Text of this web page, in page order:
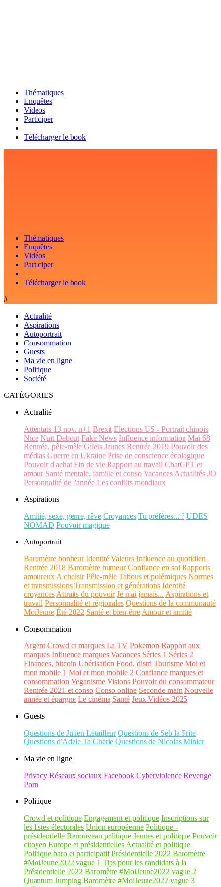
Thématiques
Enquêtes
Vidéos
Participer
Télécharger le book
Thématiques
Enquêtes
Vidéos
Participer
Télécharger le book
#
Actualité
Aspirations
Autoportrait
Consommation
Guests
Ma vie en ligne
Politique
Société
CATÉGORIES
Actualité
Attentats 13 nov. n+1 Brexit Elections US - Portrait chinois
Nice Nuit Debout Fake News Influence information Mai 68
Rentrée, pêle-mêle Gilets Jaunes Rentrée 2019 Pouvoir des
médias Guerre en Ukraine Prise de conscience écologique
Pouvoir d'achat Fin de vie Rapport au travail ChatGPT et
amour Santé mentale, famille et conso Vacances Actualités JO
Personnalité de l'année Les conflits mondiaux
Aspirations
Amitié, sexe, genre, rêve Croyances Tu préfères... ? UDES
NOMAD Pouvoir magique
Autoportrait
Baromètre bonheur Identité Valeurs Influence au quotidien
Rentrée 2018 Baromètre humeur Confiance en soi Rapports
amoureux A choisir Pêle-mêle Tabous et polémiques Normes
et transmissions Transmission et générations Identité
croyances Attraits du pouvoir Je n'ai jamais... Aspirations et
travail Personnalité et régionales Questions de la communauté
MoiJeune Été 2022 Santé et bien-être Amour et amitié
Consommation
Argent Crowd et marques La TV Pokemon Rapport aux
marques Influence marques Vacances Séries 1 Séries 2
Finances, bitcoin Ubérisation Food, distri Tourisme Moi et
mon mobile 1 Moi et mon mobile 2 Confiance marques et
consommation Veganisme Visions Pouvoir du consommateur
Rentrée 2021 et conso Conso online Seconde main Nouvelle
année et épargne Le cinéma Santé Jeux Vidéos 2025
Guests
Questions de Julien Letailleur Questions de Seb la Frite
Questions d'Adèle Ta Chérie Questions de Nicolas Minier
Ma vie en ligne
Privacy Réseaux sociaux Facebook Cyberviolence Revenge
Porn
Politique
Crowd et politique Engagement et politique Inscriptions sur
les listes électorales Union européenne Politique -
présidentielle Renouveau politique Jeunes et politique Pouvoir
citoyen Europe et présidentielles Actualité et politique
Politique baro et participatif Présidentielle 2022 Baromètre
#MoiJeune2022 vague 1 Tips pour les candidats à la
Présidentielle 2022 Baromètre #MoiJeune2022 vague 2
Quantum Jumping Baromètre #MoiJeune2022 vague 3